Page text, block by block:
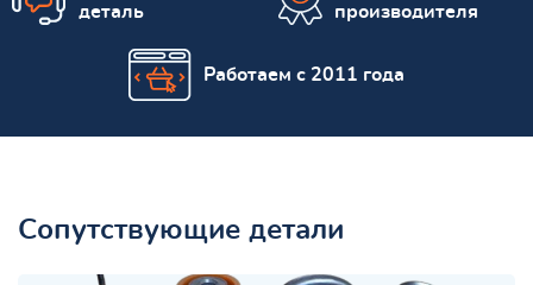
деталь
производителя
Работаем с 2011 года
Сопутствующие детали